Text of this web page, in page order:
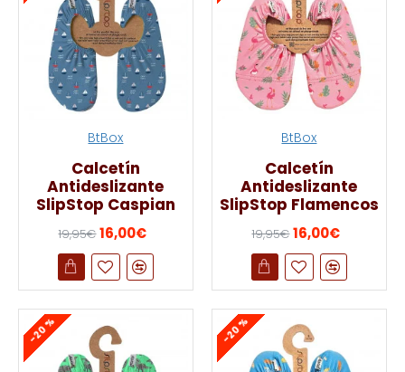
BtBox
Calcetín
Antideslizante
SlipStop Caspian
19,95€ 16,00€
BtBox
Calcetín
Antideslizante
SlipStop Flamencos
19,95€ 16,00€
-20 % -20 %